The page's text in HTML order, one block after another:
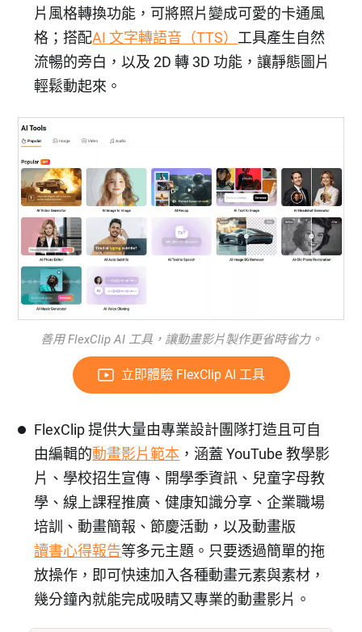
片風格轉換功能，可將照片變成可愛的卡通風
格；搭配AI 文字轉語音（TTS） 工具產生自然
流暢的旁白，以及 2D 轉 3D 功能，讓靜態圖片
輕鬆動起來。
善用 FlexClip AI 工具，讓動畫影片製作更省時省力。
立即體驗 FlexClip AI 工具
FlexClip 提供大量由專業設計團隊打造且可自
由編輯的動畫影片範本 ，涵蓋 YouTube 教學影
片、學校招生宣傳、開學季資訊、兒童字母教
學、線上課程推廣、健康知識分享、企業職場
培訓、動畫簡報、節慶活動，以及動畫版
讀書心得報告等多元主題。只要透過簡單的拖
放操作，即可快速加入各種動畫元素與素材，
幾分鐘內就能完成吸睛又專業的動畫影片。